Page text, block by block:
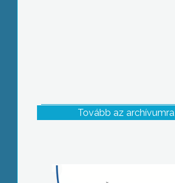
Tovább az archívumra